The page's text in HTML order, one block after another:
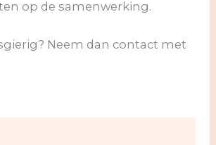
op de samenwerking.
Neem dan contact met